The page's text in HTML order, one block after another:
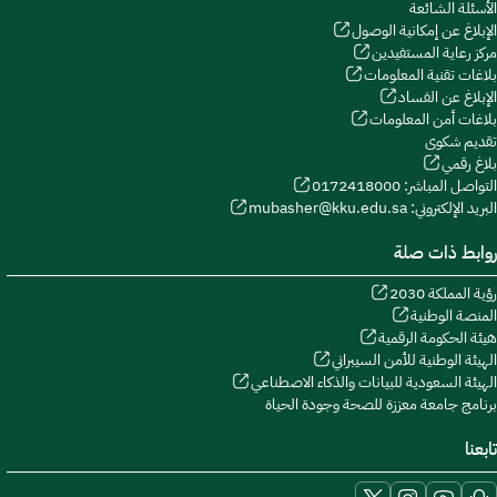
الأسئلة الشائعة
الإبلاغ عن إمكانية الوصول
مركز رعاية المستفيدين
بلاغات تقنية المعلومات
الإبلاغ عن الفساد
بلاغات أمن المعلومات
تقديم شكوى
بلاغ رقمي
التواصل المباشر: 0172418000
البريد الإلكتروني: mubasher@kku.edu.sa
روابط ذات صلة
رؤية المملكة 2030
المنصة الوطنية
هيئة الحكومة الرقمية
الهيئة الوطنية للأمن السيبراني
الهيئة السعودية للبيانات والذكاء الاصطناعي
برنامج جامعة معززة للصحة وجودة الحياة
تابعنا